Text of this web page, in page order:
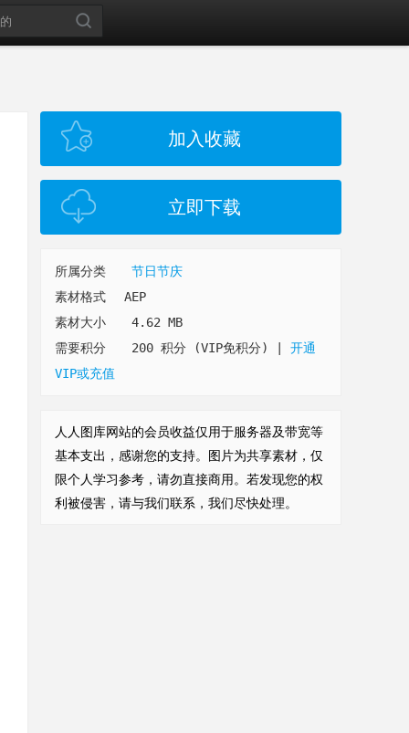
加入收藏
立即下载
所属分类
节日节庆
素材格式
AEP
素材大小
4.62 MB
需要积分
200 积分 (VIP免积分)
开通
VIP或充值
人人图库网站的会员收益仅用于服务器及带宽等
基本支出，感谢您的支持。图片为共享素材，仅
限个人学习参考，请勿直接商用。若发现您的权
利被侵害，请与我们联系，我们尽快处理。